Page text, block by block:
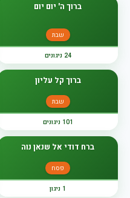
ברוך ה' יום יום
שבת
24 ניגונים
ברוך קל עליון
שבת
101 ניגונים
ברח דודי אל שנאן נוה
פסח
1 ניגון